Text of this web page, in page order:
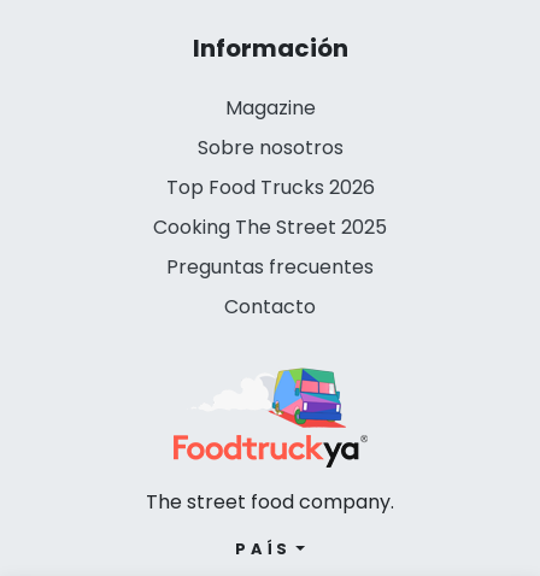
Información
Magazine
Sobre nosotros
Top Food Trucks 2026
Cooking The Street 2025
Preguntas frecuentes
Contacto
The street food company.
PAÍS